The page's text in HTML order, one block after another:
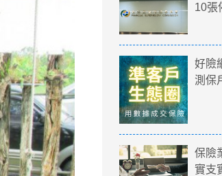
10張
好險
測保
保險
實支